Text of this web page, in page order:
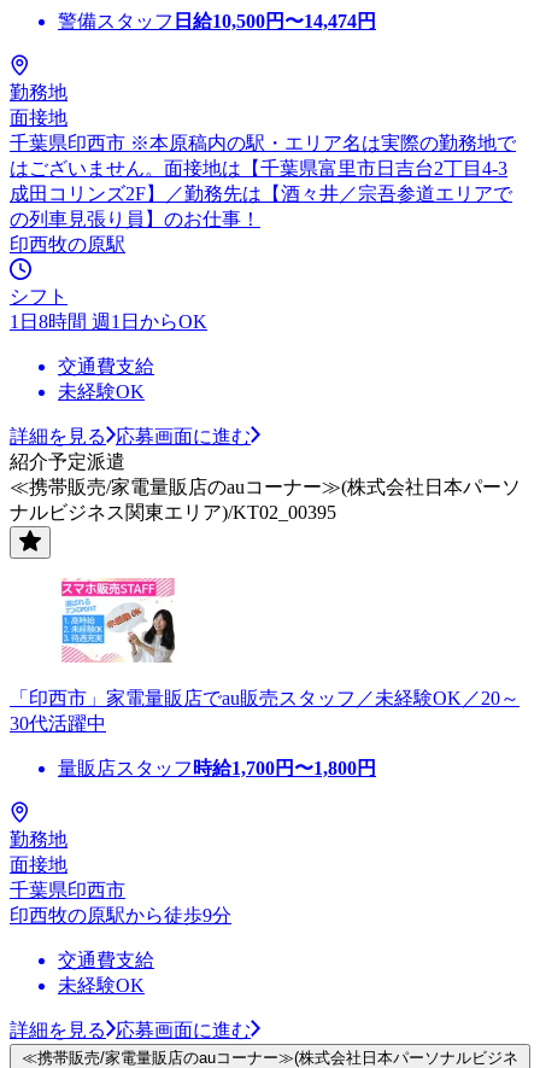
警備スタッフ 日給10,500円〜14,474円
勤務地
面接地
千葉県印西市 ※本原稿内の駅・エリア名は実際の勤務地で
はございません。面接地は【千葉県富里市日吉台2丁目4-3
成田コリンズ2F】／勤務先は【酒々井／宗吾参道エリアで
の列車見張り員】のお仕事！
印西牧の原駅
シフト
1日8時間 週1日からOK
交通費支給
未経験OK
詳細を見る
応募画面に進む
紹介予定派遣
≪携帯販売/家電量販店のauコーナー≫(株式会社日本パーソ
ナルビジネス関東エリア)/KT02_00395
「印西市」家電量販店でau販売スタッフ／未経験OK／20～
30代活躍中
量販店スタッフ 時給1,700円〜1,800円
勤務地
面接地
千葉県印西市
印西牧の原駅から徒歩9分
交通費支給
未経験OK
詳細を見る 応募画面に進む
≪携帯販売/家電量販店のauコーナー≫(株式会社日本パーソナルビジネ